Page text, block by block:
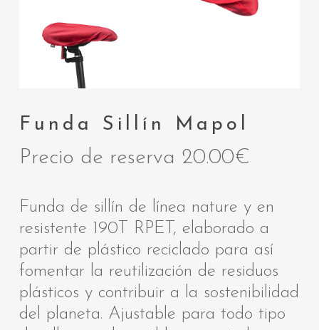
Funda Sillín Mapol
Precio de reserva 20.00€
Funda de sillín de línea nature y en
resistente 190T RPET, elaborado a
partir de plástico reciclado para así
fomentar la reutilización de residuos
plásticos y contribuir a la sostenibilidad
del planeta. Ajustable para todo tipo